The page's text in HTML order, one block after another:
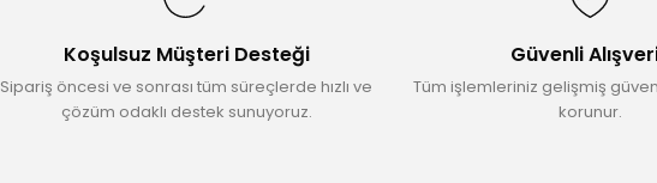
Koşulsuz Müşteri Desteği
Sipariş öncesi ve sonrası tüm süreçlerde hızlı ve
çözüm odaklı destek sunuyoruz.
Güvenli
Tüm işlemleriniz gelişmiş
korunur.